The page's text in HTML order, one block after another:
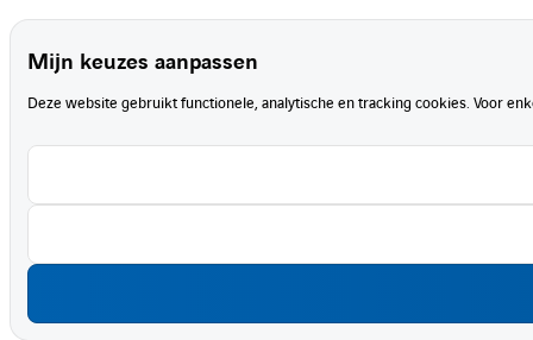
Mijn keuzes aanpassen
Deze website gebruikt functionele, analytische en tracking cookies. Voor